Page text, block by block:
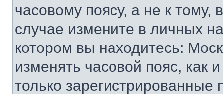
часовому поясу, а не к тому,
случае измените в личных
котором вы находитесь:
изменять часовой пояс, как
только